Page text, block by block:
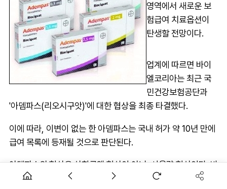
영역에서 새로운 보
험급여 치료옵션이
탄생할 전망이다.
업계에 따르면 바이
엘코리아는 최근 국
민건강보험공단과
'아뎀파스(리오시구앗)'에 대한 협상을 최종 타결했다.
이에 따라, 이변이 없는 한 아뎀파스는 국내 허가 약 10년 만에
급여 목록에 등재될 것으로 판단된다.
아뎀파스의 협상은 상한금액 협상이 아닌, 사용량 협상이다. 바
이엘은 대체약제 가중평균가(WAP, Weighted Average